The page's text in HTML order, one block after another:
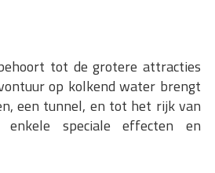
tot de grotere attracties
op kolkend water brengt
een tunnel, en tot het rijk van
speciale effecten en